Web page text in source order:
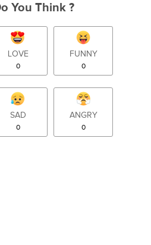
You Think ?
LOVE
0
FUNNY
0
SAD
0
ANGRY
0